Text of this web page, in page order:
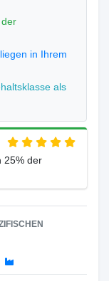
in Ihrem
als
25% der